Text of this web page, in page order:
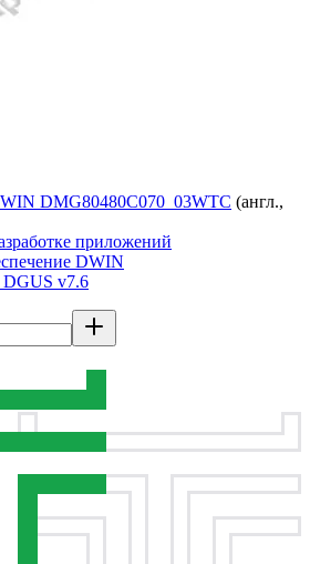
DMG80480C070_03WTC (англ.,
приложений
DWIN
v7.6